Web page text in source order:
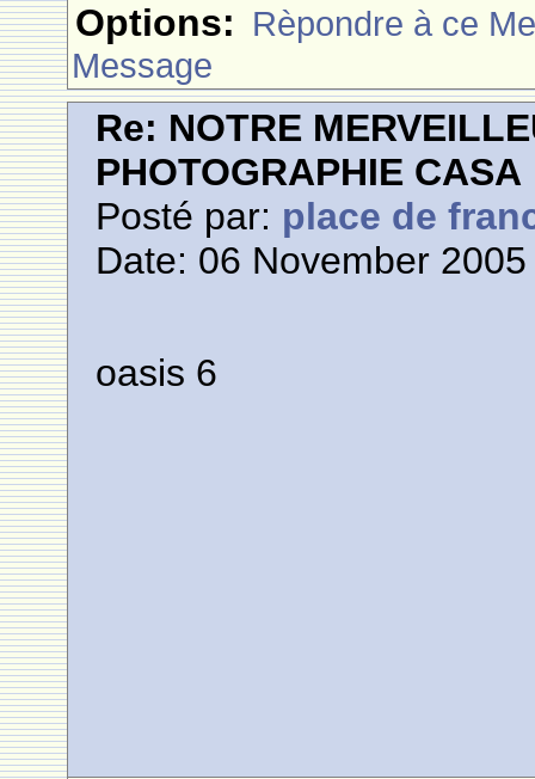
Options: Rèpondre à ce
Message
Re: NOTRE
PHOTOGRAPHIE CASA
Posté par: place de
Date: 06 November
oasis 6